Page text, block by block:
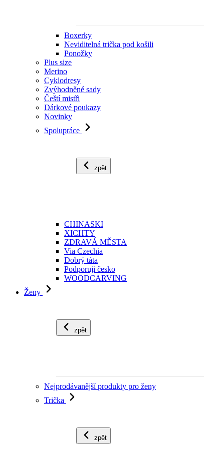
Boxerky
Neviditelná trička pod košili
Ponožky
Plus size
Merino
Cyklodresy
Zvýhodněné sady
Čeští mistři
Dárkové poukazy
Novinky
Spolupráce
zpět
CHINASKI
XICHTY
ZDRAVÁ MĚSTA
Via Czechia
Dobrý táta
Podporuji česko
WOODCARVING
Ženy
zpět
Nejprodávanější produkty pro ženy
Trička
zpět